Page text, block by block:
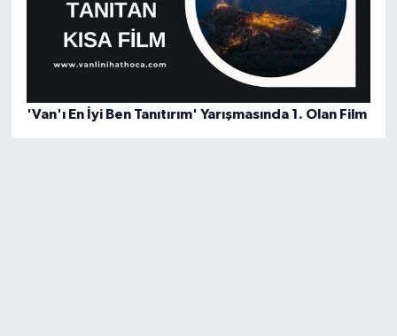
'Van'ı En İyi Ben Tanıtırım' Yarışmasında 1. Olan Film